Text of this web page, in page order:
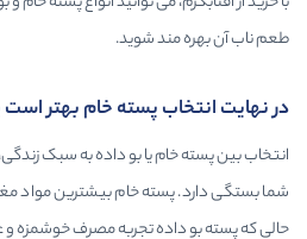
طعم ناب آن بهره مند شوید.
در نهایت انتخاب پسته خام بهتر است
انتخاب بین پسته خام یا بو داده به سبک
شما بستگی دارد. پسته خام بیشترین مواد
حالی که پسته بو داده تجربه مصرف خوشمزه